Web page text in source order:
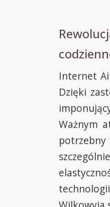
Internet
Dzięki
Ważnym